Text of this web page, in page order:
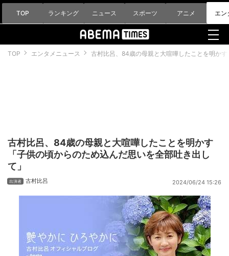
TOP ランキング ニュース スポーツ アニメ エン
TOP エンタメニュース 古村比呂、84歳の母親と大喧嘩したことを明か
古村比呂、84歳の母親と大喧嘩したことを明かす
「子供の頃からのため込んだ思いを全部吐き出し
て」
古村比呂 2024/06/24 15:26